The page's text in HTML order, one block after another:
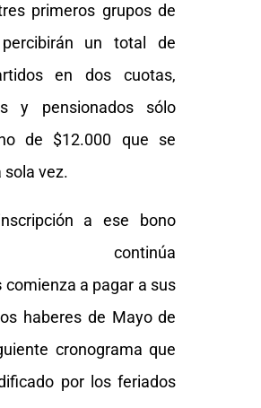
primeros grupos de
percibirán un total de
en dos cuotas,
y pensionados sólo
de $12.000 que se
sola vez.
a ese bono
continúa
comienza a pagar a sus
haberes de Mayo de
cronograma que
por los feriados